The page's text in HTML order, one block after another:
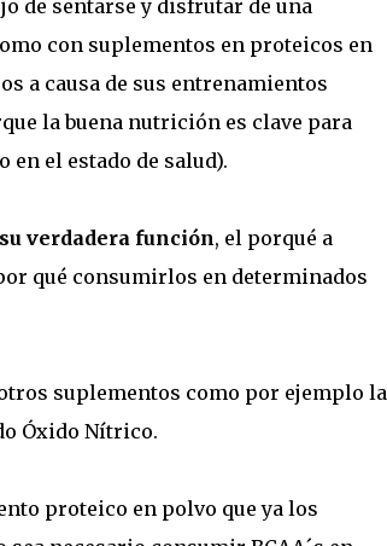
de sentarse y disfrutar de una
con suplementos en proteicos en
a causa de sus entrenamientos
la buena nutrición es clave para
el estado de salud).
verdadera función, el porqué a
qué consumirlos en determinados
suplementos como por ejemplo la
Óxido Nítrico.
proteico en polvo que ya los